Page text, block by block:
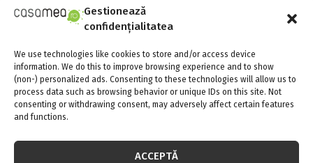
Gestionează
confidențialitatea
We use technologies like cookies to store and/or access device
information. We do this to improve browsing experience and to show
(non-) personalized ads. Consenting to these technologies will allow us to
process data such as browsing behavior or unique IDs on this site. Not
consenting or withdrawing consent, may adversely affect certain features
and functions.
ACCEPTĂ
A
C
H
FII LA CURENT CU NOUTATILE